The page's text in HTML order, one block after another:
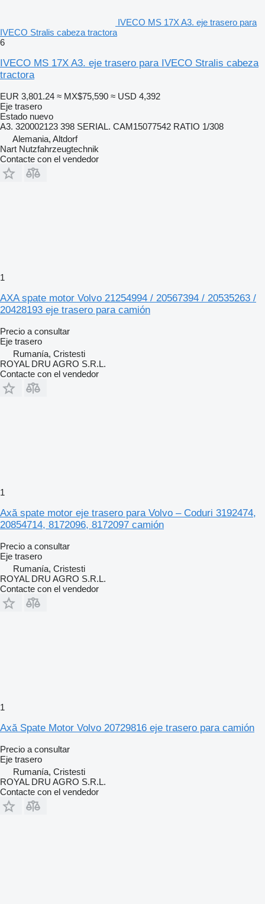
IVECO MS 17X A3. eje trasero para
IVECO Stralis cabeza tractora
6
IVECO MS 17X A3. eje trasero para IVECO Stralis cabeza
tractora
EUR 3,801.24 ≈ MX$75,590 ≈ USD 4,392
Eje trasero
Estado nuevo
A3. 320002123 398 SERIAL. CAM15077542 RATIO 1/308
Alemania, Altdorf
Nart Nutzfahrzeugtechnik
Contacte con el vendedor
1
AXA spate motor Volvo 21254994 / 20567394 / 20535263 /
20428193 eje trasero para camión
Precio a consultar
Eje trasero
Rumanía, Cristesti
ROYAL DRU AGRO S.R.L.
Contacte con el vendedor
1
Axă spate motor eje trasero para Volvo – Coduri 3192474,
20854714, 8172096, 8172097 camión
Precio a consultar
Eje trasero
Rumanía, Cristesti
ROYAL DRU AGRO S.R.L.
Contacte con el vendedor
1
Axă Spate Motor Volvo 20729816 eje trasero para camión
Precio a consultar
Eje trasero
Rumanía, Cristesti
ROYAL DRU AGRO S.R.L.
Contacte con el vendedor